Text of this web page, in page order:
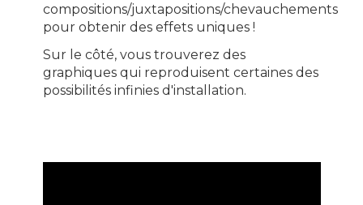
compositions/juxtapositions/chevauchements
pour obtenir des effets uniques !
Sur le côté, vous trouverez des
graphiques qui reproduisent certaines des
possibilités infinies d'installation.